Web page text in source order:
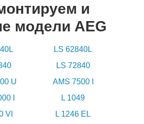
и
модели AEG
LS 62840L
LS 72840
U
AMS 7500 I
I
L 1049
VI
L 1246 EL